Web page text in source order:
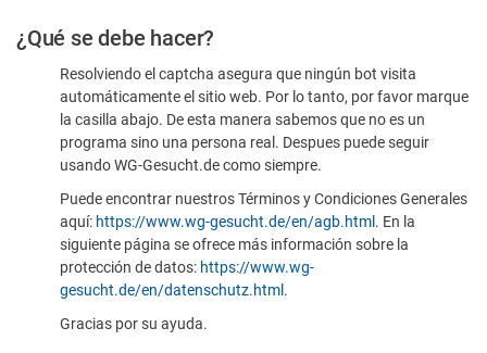
¿Qué se debe hacer?
Resolviendo el captcha asegura que ningún bot visita
automáticamente el sitio web. Por lo tanto, por favor marque
la casilla abajo. De esta manera sabemos que no es un
programa sino una persona real. Despues puede seguir
usando WG-Gesucht.de como siempre.
Puede encontrar nuestros Términos y Condiciones Generales
aquí: https://www.wg-gesucht.de/en/agb.html . En la
siguiente página se ofrece más información sobre la
protección de datos: https://www.wg-
gesucht.de/en/datenschutz.html .
Gracias por su ayuda.